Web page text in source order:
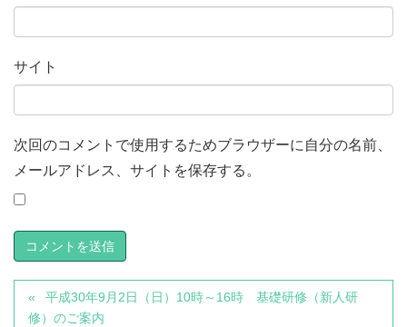
サイト
次回のコメントで使用するためブラウザーに自分の名前、
メールアドレス、サイトを保存する。
平成30年9月2日（日）10時～16時 基礎研修（新人研
修）のご案内